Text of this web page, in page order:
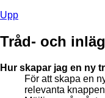
Upp
Tråd- och
Hur skapar jag en ny
För att skapa en
relevanta